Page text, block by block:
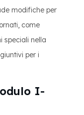
modifiche per
come
speciali nella
per i
I-